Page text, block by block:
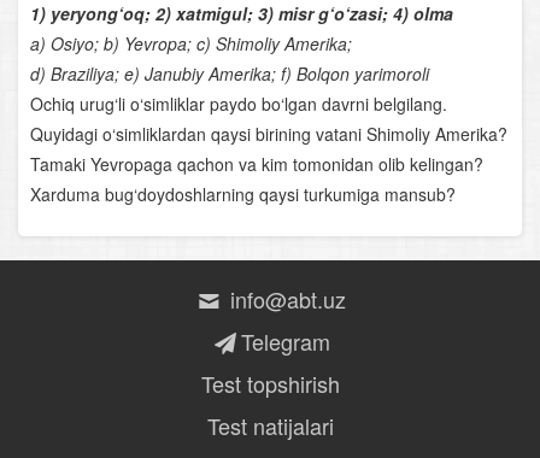
Tashqi muhit omillarining yurak va qon aylanish
organlariga ta’siri
Yurak va qon-tomir kasalliklari
Og‘iz
1) yeryong‘oq; 2) xatmigul; 3) misr g‘o‘zasi; 4) olma
a) Osiyo; b) Yevropa; c) Shimoliy Amerika;
d) Braziliya; e) Janubiy Amerika; f) Bolqon yarimoroli
Ochiq urug‘li o‘simliklar paydo bo‘lgan davrni belgilang.
Quyidagi o‘simliklardan qaysi birining vatani Shimoliy Amerika?
Tamaki Yevropaga qachon va kim tomonidan olib kelingan?
Xarduma bug‘doydoshlarning qaysi turkumiga mansub?
info@abt.uz
Telegram
Test topshirish
Test natijalari